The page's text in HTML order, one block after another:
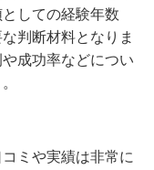
しての経験年数
判断材料となりま
成功率などについ
ミや実績は非常に